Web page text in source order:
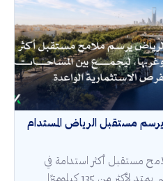
يرسم مستقبل الرياض المستدام
مستقبل أكثر استدامة في